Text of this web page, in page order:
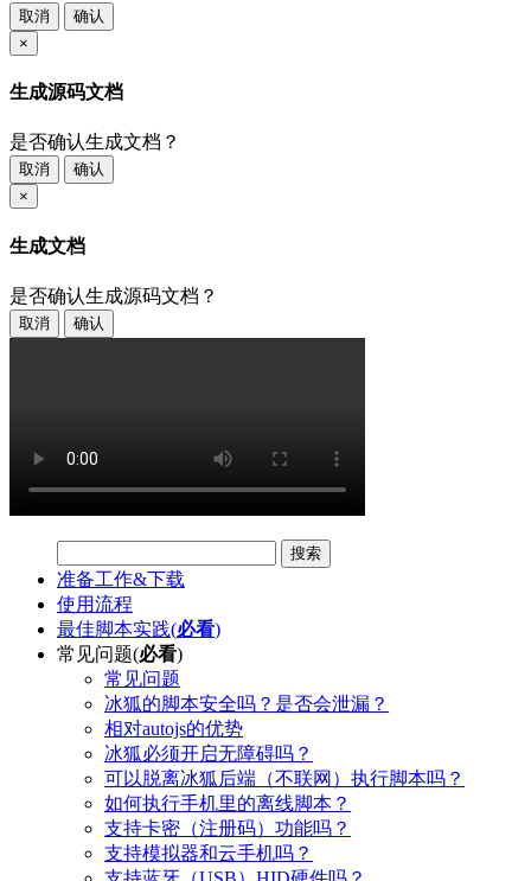
取消
确认
×
生成源码文档
是否确认生成文档？
取消
确认
×
生成文档
是否确认生成源码文档？
取消 确认
搜索
准备工作&下载
使用流程
最佳脚本实践(必看)
常见问题(必看)
常见问题
冰狐的脚本安全吗？是否会泄漏？
相对autojs的优势
冰狐必须开启无障碍吗？
可以脱离冰狐后端（不联网）执行脚本吗？
如何执行手机里的离线脚本？
支持卡密（注册码）功能吗？
支持模拟器和云手机吗？